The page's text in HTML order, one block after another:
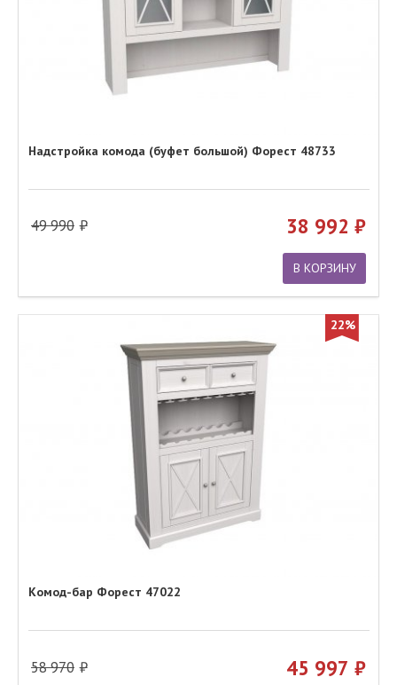
Надстройка комода (буфет большой) Форест 48733
49 990 38 992
В КОРЗИНУ
22%
Комод-бар Форест 47022
58 970 45 997